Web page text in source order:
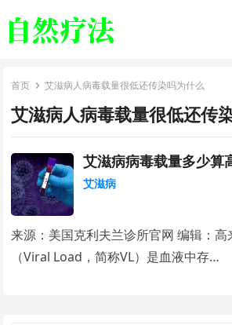
首页 艾滋病人病毒载量很低还传染吗为什么
艾滋病人病毒载量很低还传
艾滋病病毒载量多少算
艾滋病
来源：美国克利夫兰诊所官网 编辑：
（Viral Load，简称VL）是血液中存…